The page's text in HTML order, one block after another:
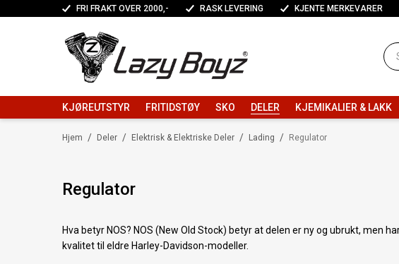
FRI FRAKT OVER 2000,- RASK LEVERING KJENTE MERKEVARER
KJØREUTSTYR FRITIDSTØY SKO DELER KJEMIKALIER & LAKK
/
Hjem /
Deler /
Elektrisk & Elektriske Deler /
Lading Regulator
Regulator
Hva betyr NOS? NOS (New Old Stock) betyr at delen er ny og ubrukt,
kvalitet til eldre Harley-Davidson-modeller.